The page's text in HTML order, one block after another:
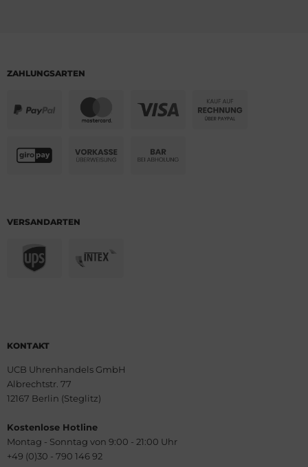
ZAHLUNGSARTEN
VERSANDARTEN
KONTAKT
UCB Uhrenhandels GmbH
Albrechtstr. 77
12167 Berlin (Steglitz)
Kostenlose Hotline
Montag - Sonntag von 9:00 - 21:00 Uhr
+49 (0)30 - 790 146 92